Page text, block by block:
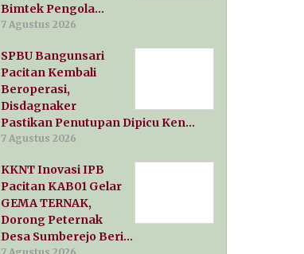
Bimtek Pengola…
7 Agustus 2026
SPBU Bangunsari
Pacitan Kembali
Beroperasi,
Disdagnaker
Pastikan Penutupan Dipicu Ken…
7 Agustus 2026
KKNT Inovasi IPB
Pacitan KAB01 Gelar
GEMA TERNAK,
Dorong Peternak
Desa Sumberejo Beri…